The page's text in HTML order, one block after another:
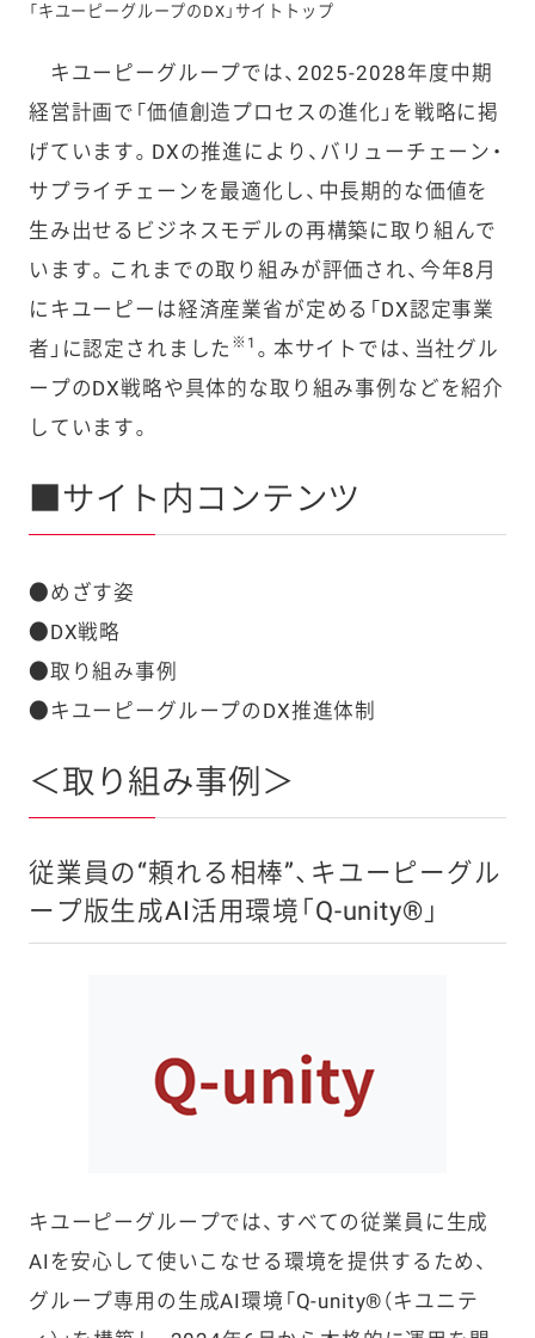
「キユーピーグループのDX」サイトトップ
キユーピーグループでは、2025-2028年度中期
経営計画で「価値創造プロセスの進化」を戦略に掲
げています。DXの推進により、バリューチェーン・
サプライチェーンを最適化し、中長期的な価値を
生み出せるビジネスモデルの再構築に取り組んで
います。これまでの取り組みが評価され、今年8月
にキユーピーは経済産業省が定める「DX認定事業
者」に認定されました ※1 。本サイトでは、当社グル
ープのDX戦略や具体的な取り組み事例などを紹介
しています。
■サイト内コンテンツ
●めざす姿
●DX戦略
●取り組み事例
●キユーピーグループのDX推進体制
＜取り組み事例＞
従業員の“頼れる相棒”、キユーピーグル
ープ版生成AI活用環境「Q-unity®」
キユーピーグループでは、すべての従業員に生成
AIを安心して使いこなせる環境を提供するため、
グループ専用の生成AI環境「Q-unity®（キユニテ